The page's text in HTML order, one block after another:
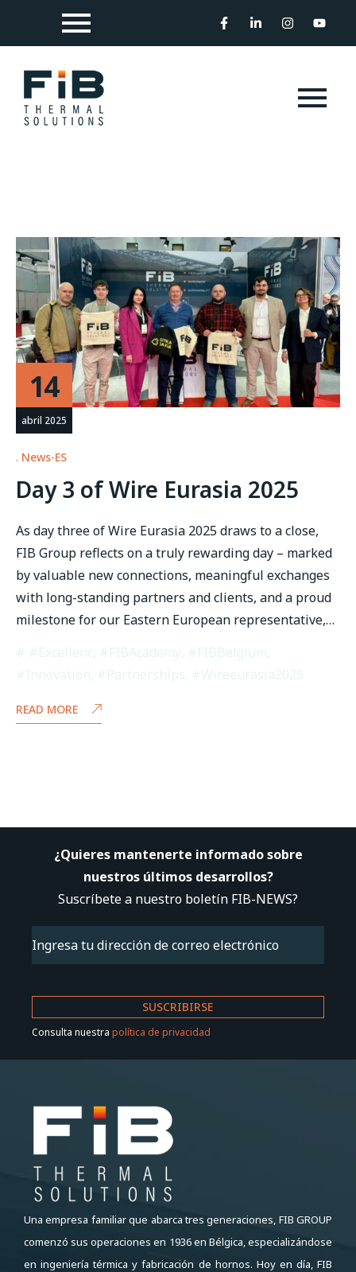
14
abril 2025
News-ES
Day 3 of Wire Eurasia 2025
As day three of Wire Eurasia 2025 draws to a close,
FIB Group reflects on a truly rewarding day – marked
by valuable new connections, meaningful exchanges
with long-standing partners and clients, and a proud
milestone for our Eastern European representative,…
READ MORE
¿Quieres mantenerte informado sobre
nuestros últimos desarrollos?
Suscríbete a nuestro boletín FIB-NEWS?
Email (Obligatorio)
Consulta nuestra política de privacidad
Una empresa familiar que abarca tres generaciones, FIB GROUP
comenzó sus operaciones en 1936 en Bélgica, especializándose
en ingeniería térmica y fabricación de hornos. Hoy en día, FIB